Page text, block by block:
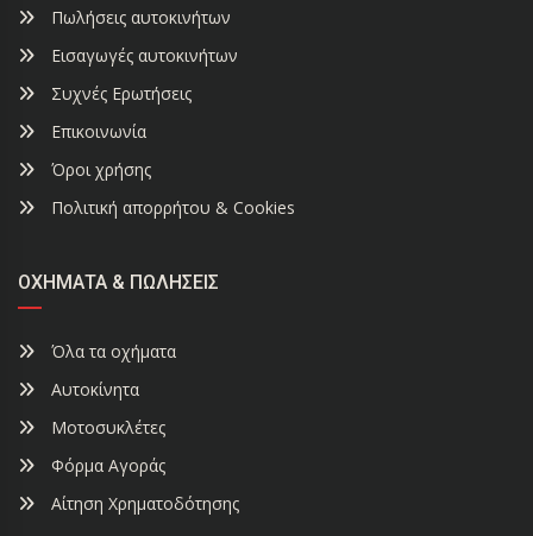
Πωλήσεις αυτοκινήτων
Εισαγωγές αυτοκινήτων
Συχνές Ερωτήσεις
Επικοινωνία
Όροι χρήσης
Πολιτική απορρήτου & Cookies
ΟΧΉΜΑΤΑ & ΠΩΛΉΣΕΙΣ
Όλα τα οχήματα
Αυτοκίνητα
Μοτοσυκλέτες
Φόρμα Αγοράς
Αίτηση Χρηματοδότησης